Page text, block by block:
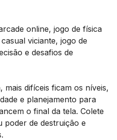
online, jogo de física
viciante, jogo de
e desafios de
mais difíceis ficam os níveis,
e planejamento para
o final da tela. Colete
poder de destruição e